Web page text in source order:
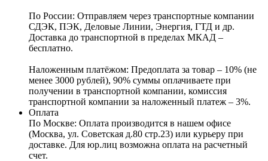
По России: Отправляем через транспортные компании
СДЭК, ПЭК, Деловые Линии, Энергия, ГТД и др.
Доставка до транспортной в пределах МКАД –
бесплатно.
Наложенным платёжом: Предоплата за товар – 10% (не
менее 3000 рублей), 90% суммы оплачиваете при
получении в транспортной компании, комиссия
транспортной компании за наложенный платеж – 3%.
Оплата
По Москве: Оплата производится в нашем офисе
(Москва, ул. Советская д.80 стр.23) или курьеру при
доставке. Для юр.лиц возможна оплата на расчетный
счет.